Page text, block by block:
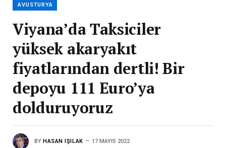
AVUSTURYA
Viyana’da Taksiciler
yüksek akaryakıt
fiyatlarından dertli! Bir
depoyu 111 Euro’ya
dolduruyoruz
BY HASAN IŞILAK 17 MAYIS 2022